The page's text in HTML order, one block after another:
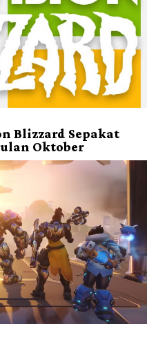
Blizzard Sepakat
Oktober